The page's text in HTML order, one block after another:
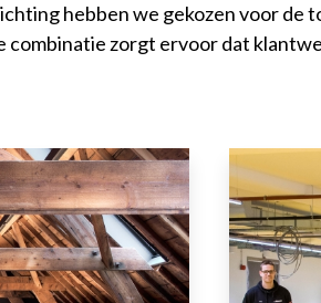
hebben we gekozen voor de
zorgt ervoor dat